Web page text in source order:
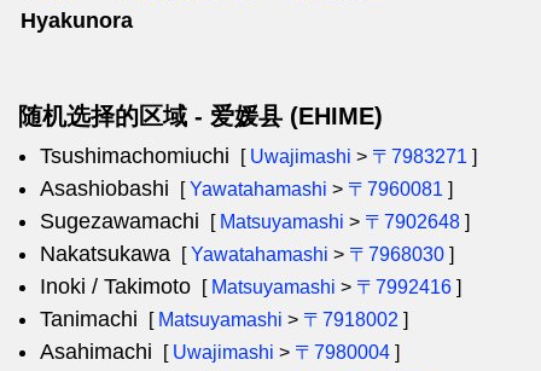
Hyakunora
随机选择的区域 - 爱媛县 (EHIME)
Tsushimachomiuchi [ Uwajimashi > 〒7983271 ]
Asashiobashi [Yawatahamashi > 〒7960081 ]
Sugezawamachi [ Matsuyamashi > 〒7902648 ]
Nakatsukawa [Yawatahamashi > 〒7968030 ]
Inoki / Takimoto [ Matsuyamashi > 〒7992416 ]
Tanimachi [ Matsuyamashi > 〒7918002 ]
Asahimachi [ Uwajimashi > 〒7980004 ]